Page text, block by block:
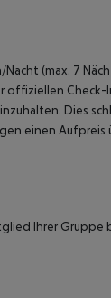
(max. 7
offiziellen
Dies
einen Aufpreis
Ihrer Gruppe